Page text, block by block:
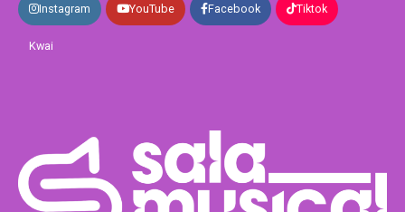
Instagram YouTube Facebook Tiktok
Kwai